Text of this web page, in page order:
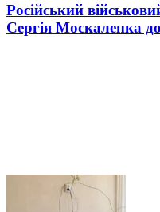
Російський
Сергія Москаленка